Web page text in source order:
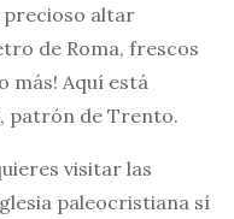
precioso altar
de Roma, frescos
más! Aquí está
patrón de Trento.
visitar las
paleocristiana sí